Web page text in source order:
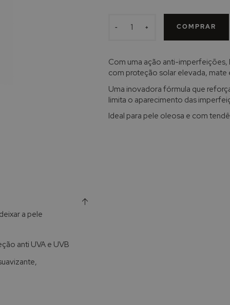
- + COMPRAR
Com uma ação anti-imperfeições,
com proteção solar elevada, mate
Uma inovadora fórmula que
limita o aparecimento das
Ideal para pele oleosa e com
a pele
anti UVA e UVB